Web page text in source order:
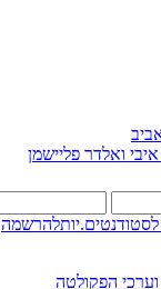
ואלדר פליישמן
להרשמה
וערכי הפקולטה